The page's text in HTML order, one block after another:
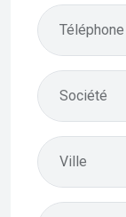
Téléphone
Société
Ville